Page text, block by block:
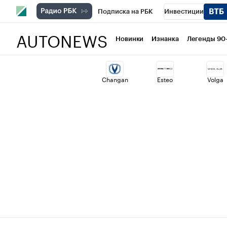
Подписка на РБК Инвестиции
Национальные проекты Город
Кредитные рейтинги Франшизы
AUTONEWS Новинки Изнанка Легенды
Changan Esteo Volga